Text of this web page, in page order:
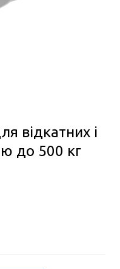
відкатних і
до 500 кг